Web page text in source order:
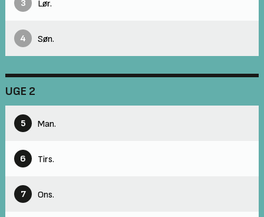
3 Lør.
4 Søn.
UGE 2
5 Man.
6 Tirs.
7 Ons.